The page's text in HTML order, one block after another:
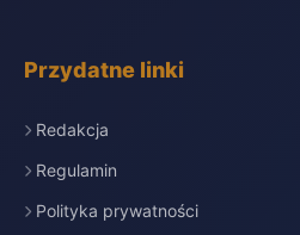
Przydatne linki
Redakcja
Regulamin
Polityka prywatności